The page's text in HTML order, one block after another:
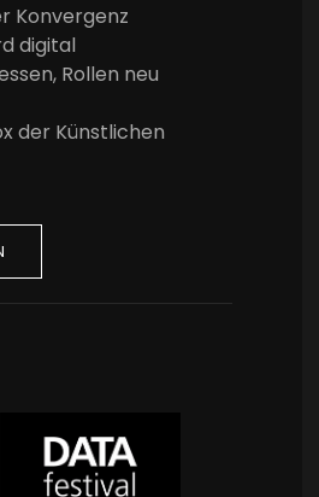
Konvergenz
digital
Rollen neu
der Künstlichen